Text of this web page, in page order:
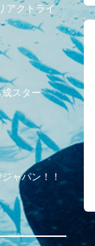
アクトライ
スター
ャパン！！